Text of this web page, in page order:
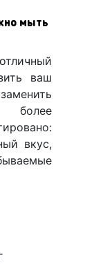
мыть
ваш
более
вкус,